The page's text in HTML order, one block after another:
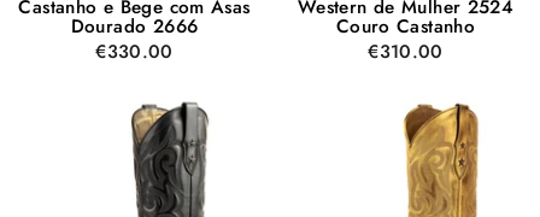
Castanho e Bege com Asas
Dourado 2666
€330.00
Western de Mulher 2524
Couro Castanho
€310.00